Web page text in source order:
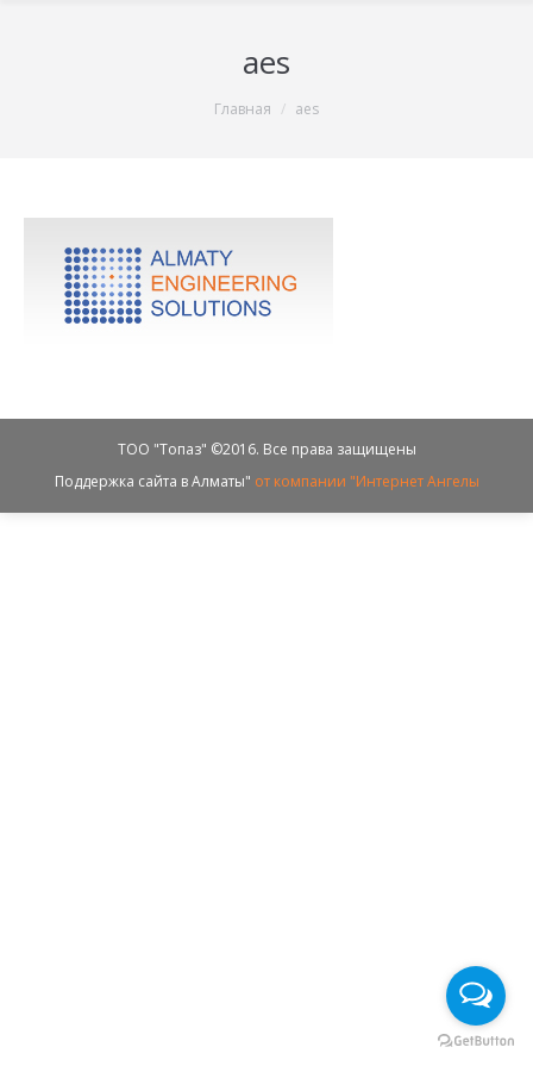
aes
Главная aes
ТОО "Топаз" ©2016. Все права защищены
Поддержка сайта в Алматы" от компании "Интернет Ангелы